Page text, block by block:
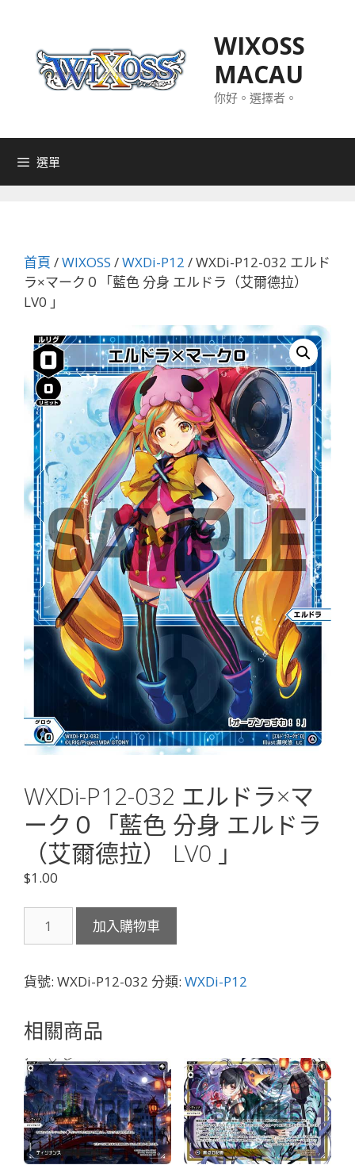
WIXOSS
MACAU
你好。選擇者。
選單
首頁 /WIXOSS /WXDi-P12 / WXDi-P12-032 エルド
ラ×マーク０「藍色 分身 エルドラ（艾爾德拉）
LV0 」
WXDi-P12-032 エルドラ×マ
ーク０「藍色 分身 エルドラ
（艾爾德拉） LV0 」
$1.00
P12-
エ
ラ
×
マ
ー
ク
０
「藍
加入購物車
貨號: WXDi-P12-032 分類: WXDi-P12
相關商品